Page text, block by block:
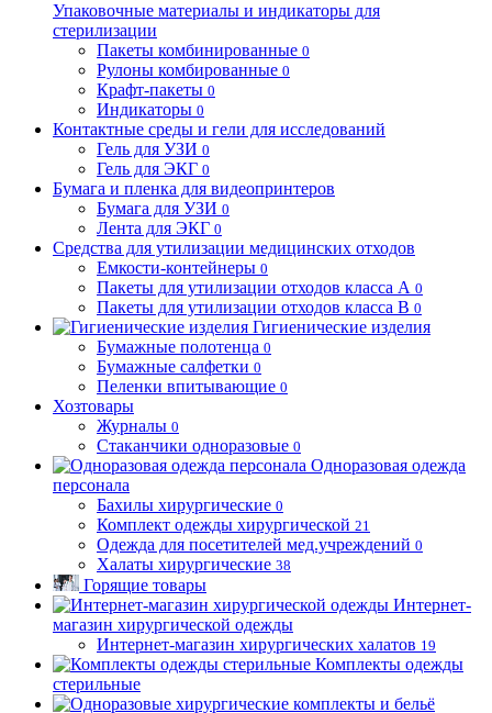
Упаковочные материалы и индикаторы для
стерилизации
Пакеты комбинированные 0
Рулоны комбированные 0
Крафт-пакеты 0
Индикаторы 0
Контактные среды и гели для исследований
Гель для УЗИ 0
Гель для ЭКГ 0
Бумага и пленка для видеопринтеров
Бумага для УЗИ 0
Лента для ЭКГ 0
Средства для утилизации медицинских отходов
Емкости-контейнеры 0
Пакеты для утилизации отходов класса А 0
Пакеты для утилизации отходов класса В 0
Гигиенические изделия
Бумажные полотенца 0
Бумажные салфетки 0
Пеленки впитывающие 0
Хозтовары
Журналы 0
Стаканчики одноразовые 0
Одноразовая одежда
персонала
Бахилы хирургические 0
Комплект одежды хирургической 21
Одежда для посетителей мед.учреждений 0
Халаты хирургические 38
Горящие товары
Интернет-
магазин хирургической одежды
Интернет-магазин хирургических халатов 19
Комплекты одежды
стерильные